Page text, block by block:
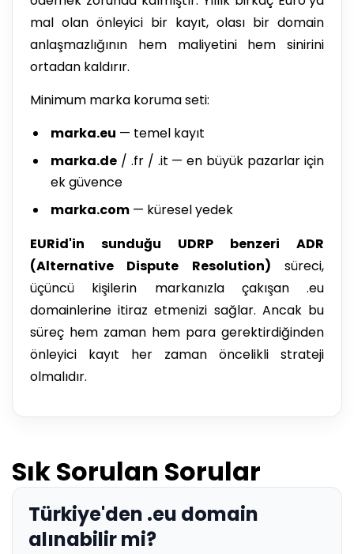
mal olan önleyici bir kayıt, olası bir domain
anlaşmazlığının hem maliyetini hem sinirini
ortadan kaldırır.
Minimum marka koruma seti:
marka.eu — temel kayıt
marka.de / .fr / .it — en büyük pazarlar için
ek güvence
marka.com — küresel yedek
EURid'in sunduğu UDRP benzeri ADR
(Alternative Dispute Resolution) süreci,
üçüncü kişilerin markanızla çakışan .eu
domainlerine itiraz etmenizi sağlar. Ancak bu
süreç hem zaman hem para gerektirdiğinden
önleyici kayıt her zaman öncelikli strateji
olmalıdır.
Sık Sorulan Sorular
Türkiye'den .eu domain
alınabilir mi?